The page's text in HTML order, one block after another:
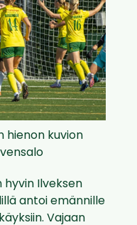
hienon kuvion
hyvin Ilveksen
antoi emännille
Vajaan